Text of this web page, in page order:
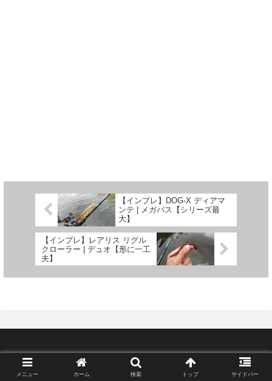
【インプレ】DOG-X ディアマ
ンテ | メガバス【シリーズ最
大】
【インプレ】レアリス リグル
クローラー | デュオ【形に一工
夫】
Copyright © 2018-2026 lurecafe All Rights Reserved.
メニュー ホーム 検索 トップ サイドバー